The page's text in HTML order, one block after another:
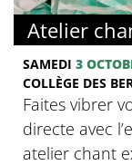
Atelier
SAMEDI 3
COLLÈGE DES
Faites vibrer
directe avec
atelier chant